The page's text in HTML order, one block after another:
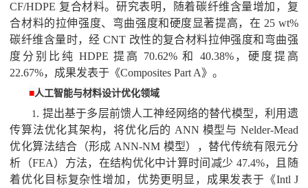
CF/HDPE 复合材料。研究表明，随着碳纤维含量增加，复
合材料的拉伸强度、弯曲强度和硬度显著提高，在 25 wt%
碳纤维含量时，经 CNT 改性的复合材料拉伸强度和弯曲强
度分别比纯 HDPE 提高 70.62%和 40.38%，硬度提高
22.67%，成果发表于《Composites Part A》。
■人工智能与材料设计优化领域
1. 提出基于多层前馈人工神经网络的替代模型，利用遗
传算法优化其架构，将优化后的 ANN 模型与 Nelder-Mead
优化算法结合（形成 ANN-NM 模型），替代传统有限元分
析（FEA）方法，在结构优化中计算时间减少 47.4%，且随
着优化目标复杂性增加，优势更明显，成果发表于《Intl J